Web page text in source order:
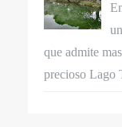
que admite
precioso Lago